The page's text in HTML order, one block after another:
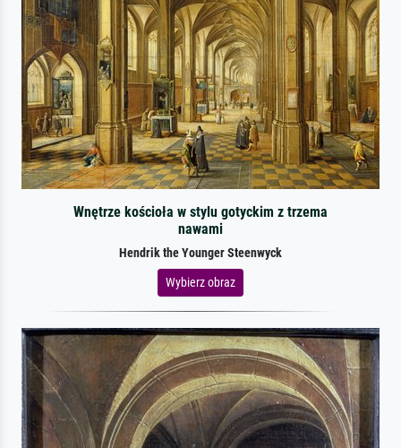
Wnętrze kościoła w stylu gotyckim z trzema
nawami
Hendrik the Younger Steenwyck
Wybierz obraz